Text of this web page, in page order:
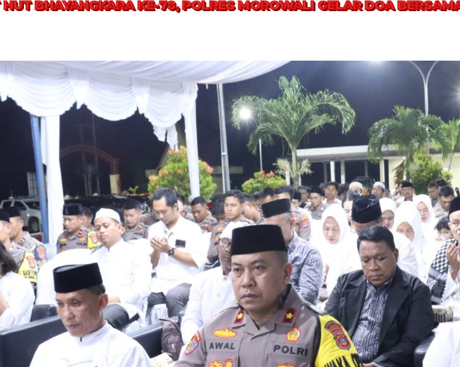
BHAYANGKARA KE-78, POLRES MOROWALI GELAR DOA